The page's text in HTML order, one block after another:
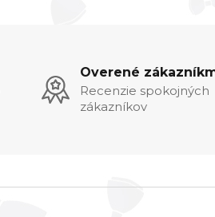
Overené
Recenzie spokojných
zákazníkov